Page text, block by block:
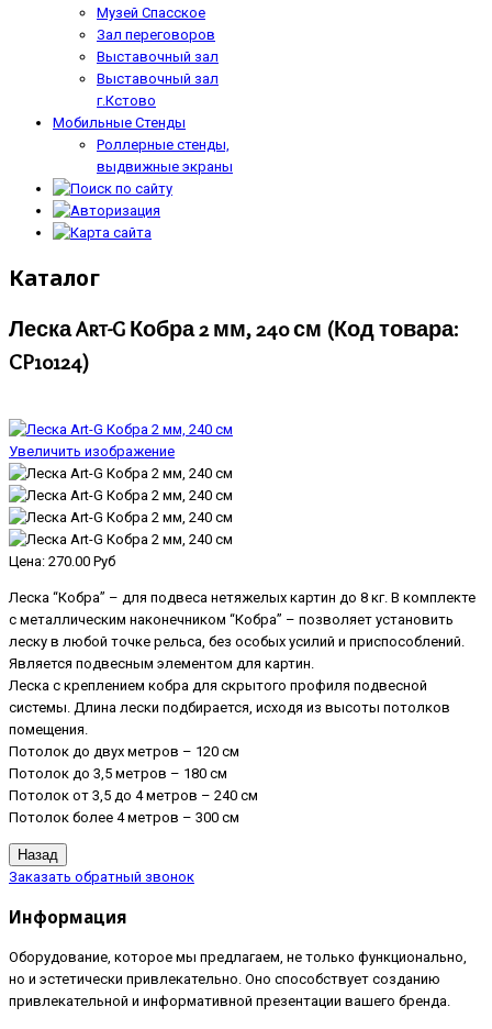
Музей Спасское
Зал переговоров
Выставочный зал
Выставочный зал
г.Кстово
Мобильные Стенды
Роллерные стенды,
выдвижные экраны
Каталог
Леска Art-G Кобра 2 мм, 240 см (Код товара:
CP10124)
Увеличить изображение
Цена: 270.00 Руб
Леска “Кобра” – для подвеса нетяжелых картин до 8 кг. В комплекте
с металлическим наконечником “Кобра” – позволяет установить
леску в любой точке рельса, без особых усилий и приспособлений.
Является подвесным элементом для картин.
Леска с креплением кобра для скрытого профиля подвесной
системы. Длина лески подбирается, исходя из высоты потолков
помещения.
Потолок до двух метров – 120 см
Потолок до 3,5 метров – 180 см
Потолок от 3,5 до 4 метров – 240 см
Потолок более 4 метров – 300 см
Заказать обратный звонок
Информация
Оборудование, которое мы предлагаем, не только функционально,
но и эстетически привлекательно. Оно способствует созданию
привлекательной и информативной презентации вашего бренда.